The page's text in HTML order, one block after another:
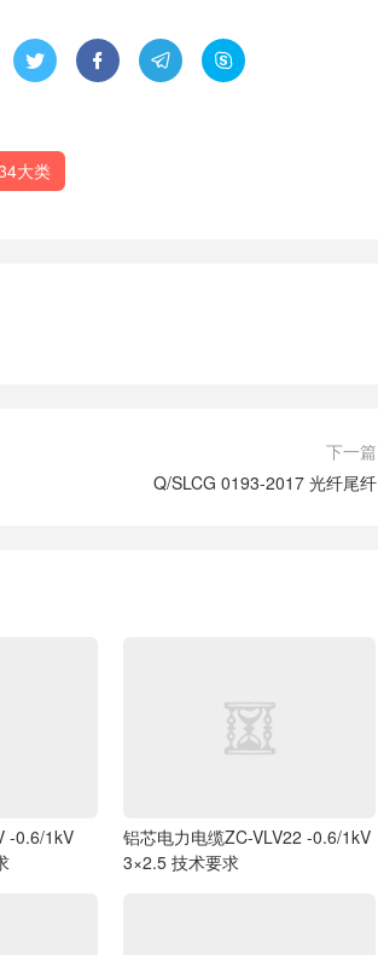
   
大类
下一篇
Q/SLCG 0193-2017 光纤尾纤
-0.6/1kV
铝芯电力电缆ZC-VLV22 -0.6/1kV
3×2.5 技术要求